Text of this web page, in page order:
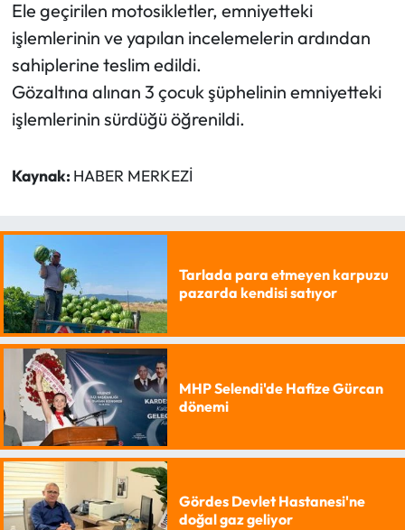
Ele geçirilen motosikletler, emniyetteki
işlemlerinin ve yapılan incelemelerin ardından
sahiplerine teslim edildi.
Gözaltına alınan 3 çocuk şüphelinin emniyetteki
işlemlerinin sürdüğü öğrenildi.
Kaynak: HABER MERKEZİ
Tarlada para etmeyen karpuzu
pazarda kendisi satıyor
MHP Selendi'de Hafize Gürcan
dönemi
Gördes Devlet Hastanesi'ne
doğal gaz geliyor